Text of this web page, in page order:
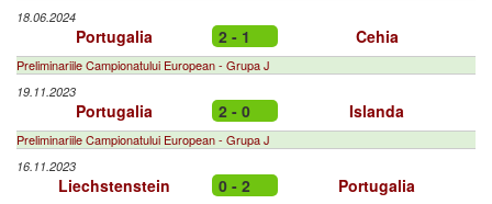
18.06.2024
Portugalia 2 - 1 Cehia
Preliminariile Campionatului European - Grupa J
19.11.2023
Portugalia 2 - 0 Islanda
Preliminariile Campionatului European - Grupa J
16.11.2023
Liechstenstein 0 - 2 Portugalia